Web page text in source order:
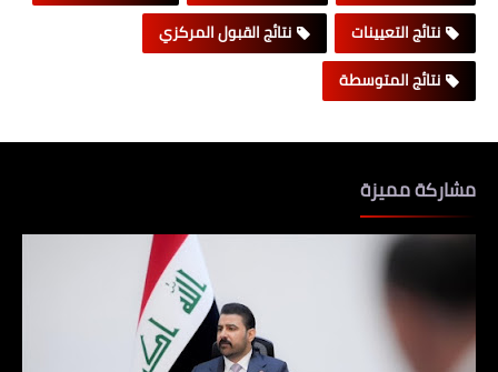
نتائج التعيينات
نتائج القبول المركزي
نتائج المتوسطة
مشاركة مميزة